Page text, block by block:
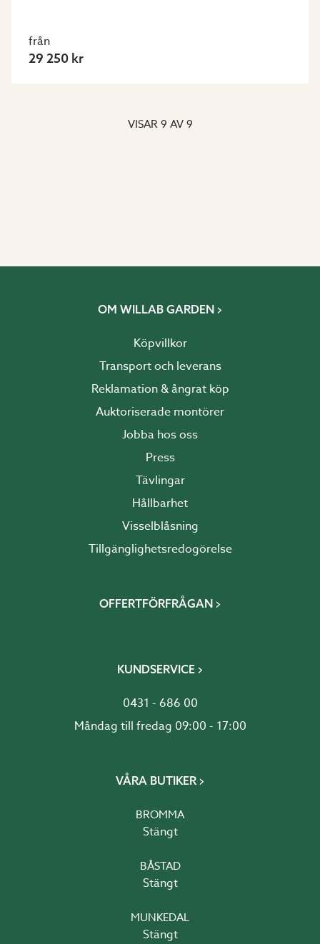
från
29 250 kr
VISAR 9 AV 9
OM WILLAB GARDEN
Köpvillkor
Transport och leverans
Reklamation & ångrat köp
Auktoriserade montörer
Jobba hos oss
Press
Tävlingar
Hållbarhet
Visselblåsning
Tillgänglighetsredogörelse
OFFERTFÖRFRÅGAN
KUNDSERVICE
0431 - 686 00
Måndag till fredag 09:00 - 17:00
VÅRA BUTIKER
BROMMA
Stängt
BÅSTAD
Stängt
MUNKEDAL
Stängt